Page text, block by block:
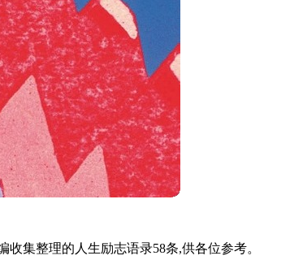
集整理的人生励志语录58条,供各位参考。